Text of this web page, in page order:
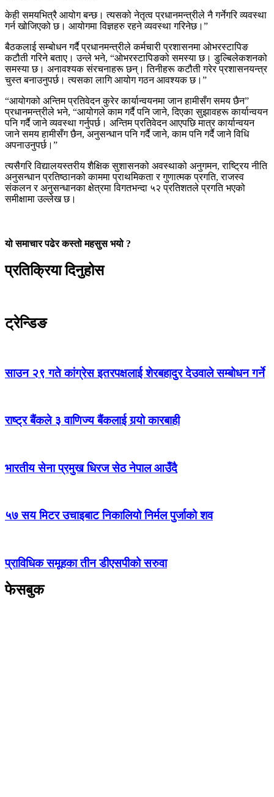
केही समयभित्रै आयोग बन्छ। त्यसको नेतृत्व प्रधानमन्त्रीले नै गर्नेगरि व्यवस्था
गर्न खोजिएको छ। आयोगमा विज्ञहरु रहने व्यवस्था गरिनेछ।”
बैठकलाई सम्बोधन गर्दै प्रधानमन्त्रीले कर्मचारी प्रशासनमा ओभरस्टापिङ
कटौती गरिने बताए। उन्ले भने, “ओभरस्टापिङको समस्या छ। डुल्बिलेकशनको
समस्या छ। अनावश्यक संरचनाहरू छन्। तिनीहरू कटौती गरेर प्रशासनयन्त्र
चुस्त बनाउनुपर्छ। त्यसका लागि आयोग गठन आवश्यक छ।”
“आयोगको अन्तिम प्रतिवेदन कुरेर कार्यान्वयनमा जान हामीसँग समय छैन”
प्रधानमन्त्रीले भने, “आयोगले काम गर्दै पनि जाने, दिएका सुझावहरू कार्यान्वयन
पनि गर्दै जाने व्यवस्था गर्नुपर्छ। अन्तिम प्रतिवेदन आएपछि मात्र कार्यान्वयन
जाने समय हामीसँग छैन, अनुसन्धान पनि गर्दै जाने, काम पनि गर्दै जाने विधि
अपनाउनुपर्छ।”
त्यसैगरि विद्यालयस्तरीय शैक्षिक सुशासनको अवस्थाको अनुगमन, राष्ट्रिय नीति
अनुसन्धान प्रतिष्ठानको काममा प्राथमिकता र गुणात्मक प्रगति, राजस्व
संकलन र अनुसन्धानका क्षेत्रमा विगतभन्दा ५२ प्रतिशतले प्रगति भएको
समीक्षामा उल्लेख छ।
यो समाचार पढेर कस्तो महसुस भयो ?
प्रतिक्रिया दिनुहोस
ट्रेन्डिङ
साउन २९ गते कांग्रेस इतरपक्षलाई शेरबहादुर देउवाले सम्बोधन गर्ने
राष्ट्र बैंकले ३ वाणिज्य बैंकलाई गर्‍यो कारबाही
भारतीय सेना प्रमुख धिरज सेठ नेपाल आउँदै
५७ सय मिटर उचाइबाट निकालियो निर्मल पुर्जाको शव
प्राविधिक समूहका तीन डीएसपीको सरुवा
फेसबुक